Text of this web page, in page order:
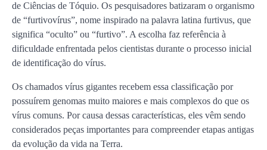
de Ciências de Tóquio. Os pesquisadores batizaram o organismo
de “furtivovírus”, nome inspirado na palavra latina furtivus, que
significa “oculto” ou “furtivo”. A escolha faz referência à
dificuldade enfrentada pelos cientistas durante o processo inicial
de identificação do vírus.
Os chamados vírus gigantes recebem essa classificação por
possuírem genomas muito maiores e mais complexos do que os
vírus comuns. Por causa dessas características, eles vêm sendo
considerados peças importantes para compreender etapas antigas
da evolução da vida na Terra.